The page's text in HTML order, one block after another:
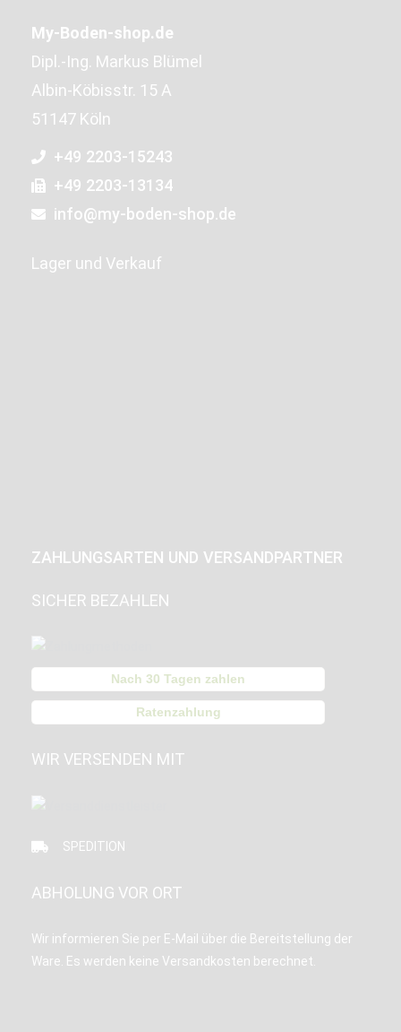
My-Boden-shop.de
Dipl.-Ing. Markus Blümel
Albin-Köbisstr. 15 A
51147 Köln
+49 2203-15243
+49 2203-13134
info@my-boden-shop.de
Lager und Verkauf
ZAHLUNGSARTEN UND VERSANDPARTNER
SICHER BEZAHLEN
Nach 30 Tagen zahlen
Ratenzahlung
WIR VERSENDEN MIT
SPEDITION
ABHOLUNG VOR ORT
Wir informieren Sie per E-Mail über die Bereitstellung der
Ware. Es werden keine Versandkosten berechnet.